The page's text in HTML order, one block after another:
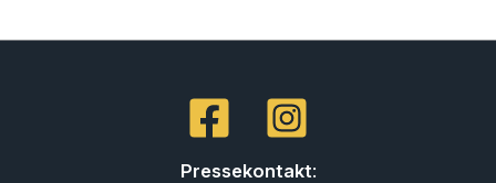
Pressekontakt: